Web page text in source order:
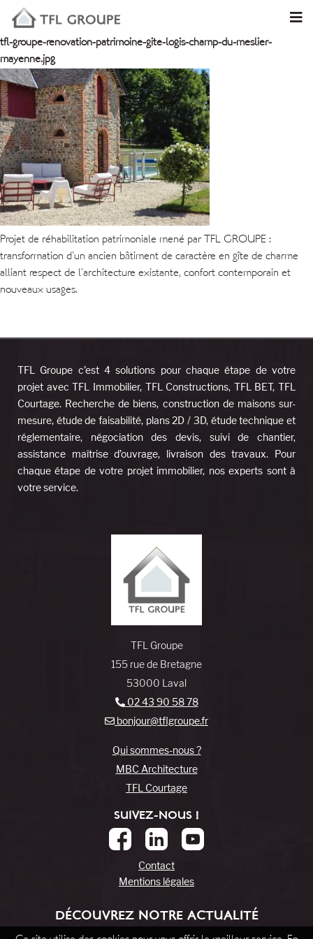
tfl-groupe-renovation-patrimoine-gite-logis-champ-du-meslier-
mayenne.jpg
Projet de réhabilitation patrimoniale mené par TFL GROUPE :
transformation d’un ancien bâtiment de caractère en gîte de charme
alliant respect de l’architecture existante, confort contemporain et
nouveaux usages.
TFL Groupe c’est 4 solutions pour chaque étape de votre
projet avec TFL Immobilier, TFL Constructions, TFL BET, TFL
Courtage. Recherche de biens, construction de maisons sur-
mesure, étude de faisabilité, plans 2D / 3D, étude technique et
réglementaire, négociation des devis, suivi de chantier,
assistance maîtrise d’ouvrage, livraison des travaux. Pour
chaque étape de votre projet immobilier, nos experts sont à
votre service.
TFL Groupe
155 rue de Bretagne
53000 Laval
02 43 90 58 78
bonjour@tflgroupe.fr
Qui sommes-nous ?
MBC Architecture
TFL Courtage
SUIVEZ-NOUS !
Contact
Mentions légales
DÉCOUVREZ NOTRE ACTUALITÉ